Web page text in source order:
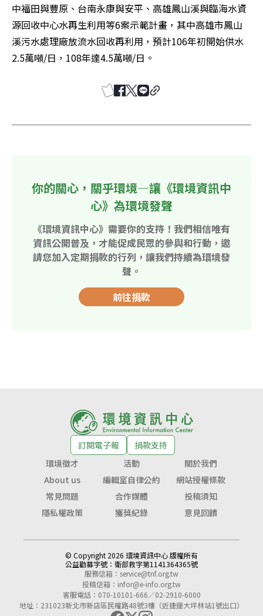
中福田與豐原、台南永康與安平、高雄鳳山溪與臨海水資
源回收中心水再生利用等6案示範計畫，其中高雄市鳳山
溪污水處理廠放流水回收再利用，預計106年初開始供水
2.5萬噸/日，108年達4.5萬噸/日。
你的關心，關乎環境—讓《環境資訊中
心》為環境發聲
《環境資訊中心》需要你的支持！我們相信唯有
資訊公開普及，才能促成民眾的參與和行動，邀
請您加入定期捐款的行列，讓我們持續為環境發
聲。
前往捐款
訂閱電子報
捐款支持
環境徵才
活動
關於我們
About us
編輯室自律公約
網站授權條款
常見問題
合作媒體
投稿須知
隱私權政策
獲獎紀錄 意見回饋
© Copyright 2026 環境資訊中心 版權所有
公益勸募字號： 衛部救字第1141364365號
服務信箱： service@tnf.org.tw
投稿信箱： infor@e-info.org.tw
客服電話：070-10101-666／02-2910-6000
地址：231023新北市新店區民權路48號3樓（近捷運大坪林站1號出口）